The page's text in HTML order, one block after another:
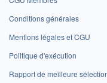
Conditions générales
Mentions légales et CGU
Politique d'exécution
Rapport de meilleure